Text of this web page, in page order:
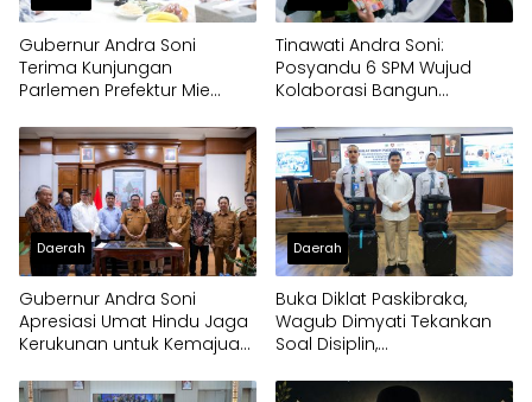
Gubernur Andra Soni
Terima Kunjungan
Parlemen Prefektur Mie
Tinawati Andra Soni:
Posyandu 6 SPM Wujud
Kolaborasi Bangun
Daerah
Gubernur Andra Soni
Apresiasi Umat Hindu Jaga
Kerukunan untuk Kemajuan
Daerah
Buka Diklat Paskibraka,
Wagub Dimyati Tekankan
Soal Disiplin,
Prestasi Akademik